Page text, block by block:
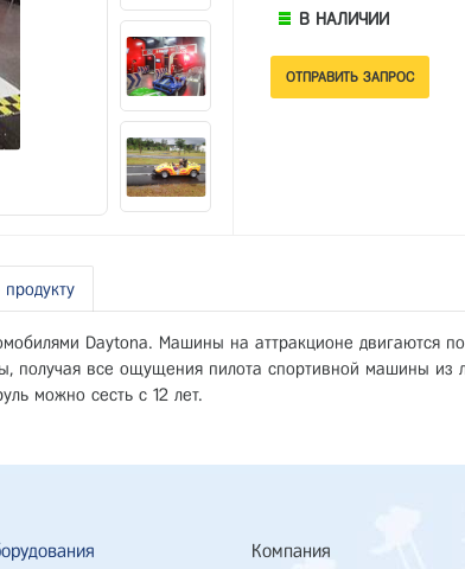
В НАЛИЧИИ
Daytona. Машины на аттракционе двигаются
получая все ощущения пилота спортивной машины из
можно сесть с 12 лет.
Компания